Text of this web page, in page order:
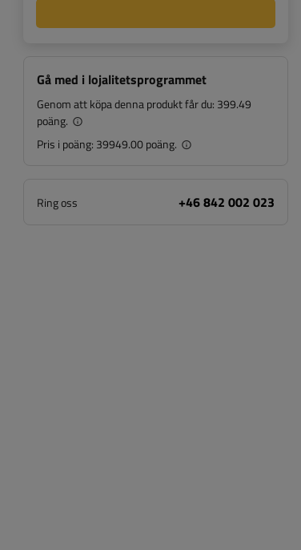
Gå med i lojalitetsprogrammet
Genom att köpa denna produkt får du: 399.49
poäng.
Pris i poäng: 39949.00 poäng.
Ring oss +46 842 002 023